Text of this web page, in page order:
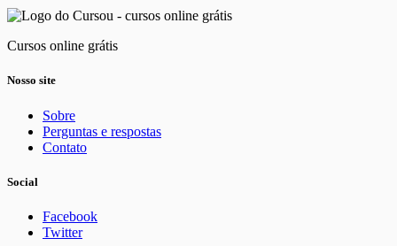
Cursos online grátis
Nosso site
Sobre
Perguntas e respostas
Contato
Social
Facebook
Twitter